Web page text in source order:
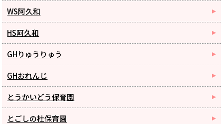
WS阿久和
HS阿久和
GHりゅうりゅう
GHおれんじ
とうかいどう保育園
とごしの杜保育園